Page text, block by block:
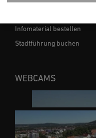
Infomaterial bestellen
Stadtführung buchen
WEBCAMS